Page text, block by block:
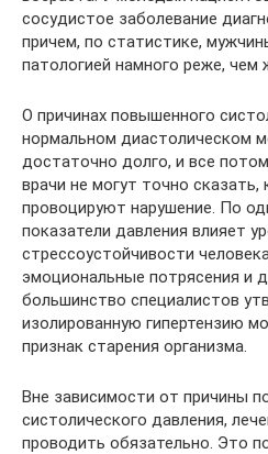
сосудистое заболевание
причем, по статистике,
патологией намного реже,
О причинах повышенного
нормальном диастолическом
достаточно долго, и все
врачи не могут точно
провоцируют нарушение. По
показатели давления влияет
стрессоустойчивости
эмоциональные потрясения и
большинство специалистов
изолированную гипертензию
признак старения организма.
Вне зависимости от причины
систолического давления,
проводить обязательно. Это